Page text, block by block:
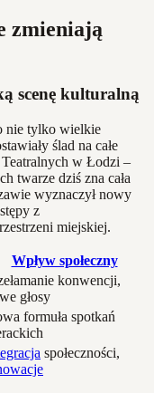
zmieniają
scenę kulturalną
nie tylko wielkie
ślad na całe
Teatralnych w Łodzi –
twarze dziś zna cała
wyznaczył nowy
z
miejskiej.
Wpływ społeczny
konwencji,
głosy
formuła spotkań
społeczności,